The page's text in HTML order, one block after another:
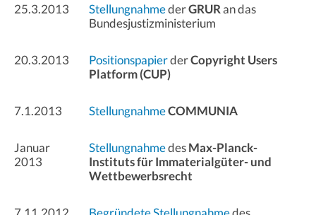
25.3.2013 StellungnahmederGRURan das
Bundesjustizministerium
20.3.2013 PositionspapierderCopyright Users
Platform (CUP)
7.1.2013 StellungnahmeCOMMUNIA
Januar
2013
StellungnahmedesMax-Planck-
Instituts für Immaterialgüter- und
Wettbewerbsrecht